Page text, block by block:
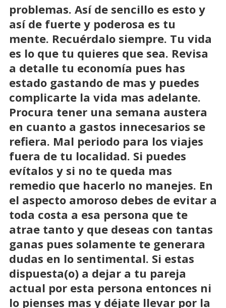
problemas. Así de sencillo es esto y
así de fuerte y poderosa es tu
mente. Recuérdalo siempre. Tu vida
es lo que tu quieres que sea. Revisa
a detalle tu economía pues has
estado gastando de mas y puedes
complicarte la vida mas adelante.
Procura tener una semana austera
en cuanto a gastos innecesarios se
refiera. Mal periodo para los viajes
fuera de tu localidad. Si puedes
evítalos y si no te queda mas
remedio que hacerlo no manejes. En
el aspecto amoroso debes de evitar a
toda costa a esa persona que te
atrae tanto y que deseas con tantas
ganas pues solamente te generara
dudas en lo sentimental. Si estas
dispuesta(o) a dejar a tu pareja
actual por esta persona entonces ni
lo pienses mas y déjate llevar por la